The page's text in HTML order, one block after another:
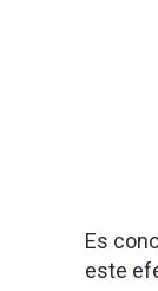
Es
este